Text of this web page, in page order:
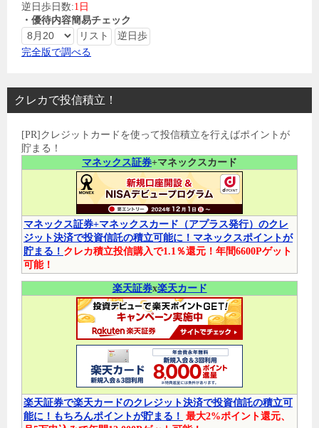
逆日歩日数:1日
・優待内容簡易チェック
完全版で調べる
クレカで投信積立！
[PR]クレジットカードを使って投信積立を行えばポイントが
貯まる！
マネックス証券+マネックスカード
マネックス証券+マネックスカード（アプラス発行）のクレ
ジット決済で投資信託の積立可能に！マネックスポイントが
貯まる！ クレカ積立投信購入で1.1％還元！年間6600Pゲット
可能！
楽天証券x楽天カード
楽天証券で楽天カードのクレジット決済で投資信託の積立可
能に！もちろんポイントが貯まる！ 最大2%ポイント還元、